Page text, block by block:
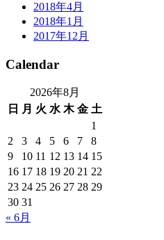
2018年4月
2018年1月
2017年12月
Calendar
2026年8月
日
月 火 水 木 金 土
1
2
3 4 5 6 7
8
9
10 11 12 13 14 15
16 17 18 19 20 21 22
23 24 25 26 27 28 29
30 31
« 6月